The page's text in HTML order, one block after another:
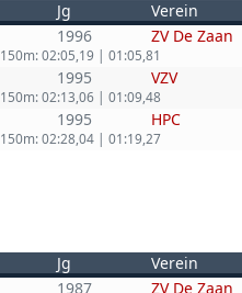
Jg Verein
1996 ZV De Zaan
150m: 02:05,19 | 01:05,81
1995 VZV
150m: 02:13,06 | 01:09,48
1995 HPC
150m: 02:28,04 | 01:19,27
Jg Verein
1987 ZV De Zaan